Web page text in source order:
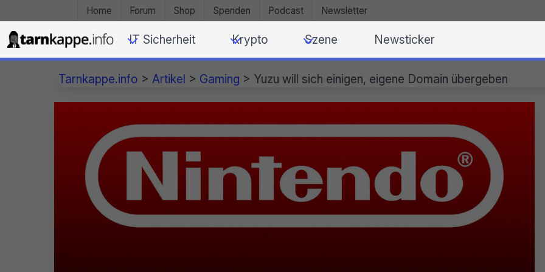
Home Forum Shop Spenden Podcast Newsletter
IT Sicherheit Krypto Szene Newsticker
Tarnkappe.info > Artikel > Gaming > Yuzu will sich einigen, eigene Domain übergeben